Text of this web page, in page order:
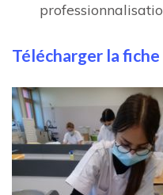
Télécharger la fiche